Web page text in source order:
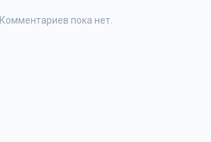
Комментариев пока нет.